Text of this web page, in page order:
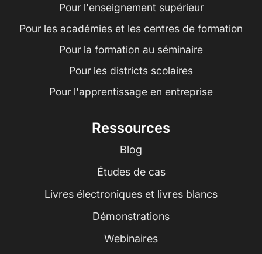
Pour l'enseignement supérieur
Pour les académies et les centres de formation
Pour la formation au séminaire
Pour les districts scolaires
Pour l'apprentissage en entreprise
Ressources
Blog
Études de cas
Livres électroniques et livres blancs
Démonstrations
Webinaires